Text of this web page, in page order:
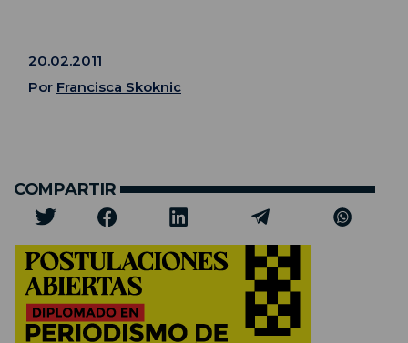
20.02.2011
Por Francisca Skoknic
COMPARTIR